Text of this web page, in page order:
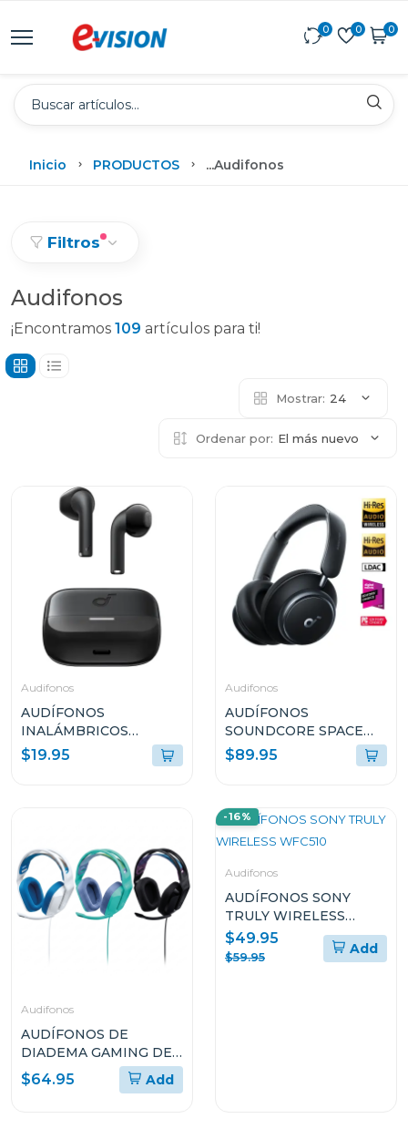
0 0 0
Inicio PRODUCTOS ...Audifonos
Filtros
Audifonos
¡Encontramos 109 artículos para ti!
Mostrar: 24
Ordenar por: El más nuevo
Audifonos
AUDÍFONOS
INALÁMBRICOS
SOUNDCORE K20i
NEGRO A3994Z11
$19.95
Audifonos
AUDÍFONOS
SOUNDCORE SPACE
Q45 CANCELACIÓN DE
RUIDO Y LARGA
$89.95
Audifonos
AUDÍFONOS DE
DIADEMA GAMING DE
LOGITECH DE CABLE
CON MICRÓFONO
$64.95 Add
-16%
Audifonos
AUDÍFONOS SONY
TRULY WIRELESS
WFC510
$49.95
$59.95
Add